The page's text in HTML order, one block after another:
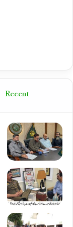
Recent